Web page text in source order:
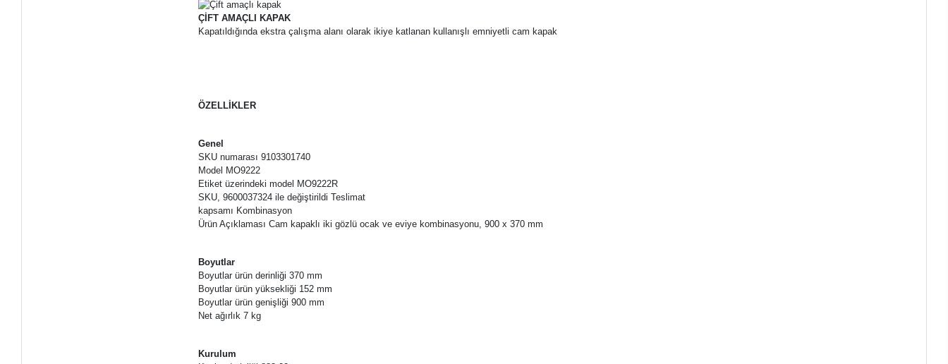
ÇİFT AMAÇLI KAPAK
Kapatıldığında ekstra çalışma alanı olarak ikiye katlanan kullanışlı emniyetli cam kapak
ÖZELLİKLER
Genel
SKU numarası 9103301740
Model MO9222
Etiket üzerindeki model MO9222R
SKU, 9600037324 ile değiştirildi Teslimat
kapsamı Kombinasyon
Ürün Açıklaması Cam kapaklı iki gözlü ocak ve eviye kombinasyonu, 900 x 370 mm
Boyutlar
Boyutlar ürün derinliği 370 mm
Boyutlar ürün yüksekliği 152 mm
Boyutlar ürün genişliği 900 mm
Net ağırlık 7 kg
Kurulum